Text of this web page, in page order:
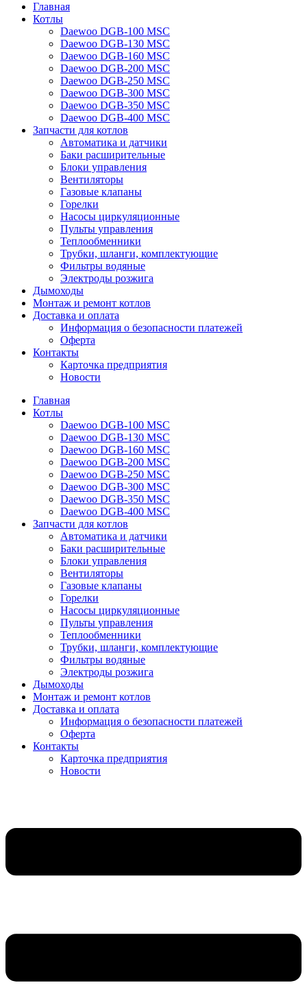
Главная
Котлы
Daewoo DGB-100 MSC
Daewoo DGB-130 MSC
Daewoo DGB-160 MSC
Daewoo DGB-200 MSC
Daewoo DGB-250 MSC
Daewoo DGB-300 MSC
Daewoo DGB-350 MSC
Daewoo DGB-400 MSC
Запчасти для котлов
Автоматика и датчики
Баки расширительные
Блоки управления
Вентиляторы
Газовые клапаны
Горелки
Насосы циркуляционные
Пульты управления
Теплообменники
Трубки, шланги, комплектующие
Фильтры водяные
Электроды розжига
Дымоходы
Монтаж и ремонт котлов
Доставка и оплата
Информация о безопасности платежей
Оферта
Контакты
Карточка предприятия
Новости
Главная
Котлы
Daewoo DGB-100 MSC
Daewoo DGB-130 MSC
Daewoo DGB-160 MSC
Daewoo DGB-200 MSC
Daewoo DGB-250 MSC
Daewoo DGB-300 MSC
Daewoo DGB-350 MSC
Daewoo DGB-400 MSC
Запчасти для котлов
Автоматика и датчики
Баки расширительные
Блоки управления
Вентиляторы
Газовые клапаны
Горелки
Насосы циркуляционные
Пульты управления
Теплообменники
Трубки, шланги, комплектующие
Фильтры водяные
Электроды розжига
Дымоходы
Монтаж и ремонт котлов
Доставка и оплата
Информация о безопасности платежей
Оферта
Контакты
Карточка предприятия
Новости